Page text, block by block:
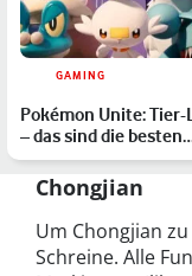
GAMING
Pokémon Unite:
– das sind die besten
Pokémon im Ranking
Chongjian
Um Chongjian
Schreine. Alle